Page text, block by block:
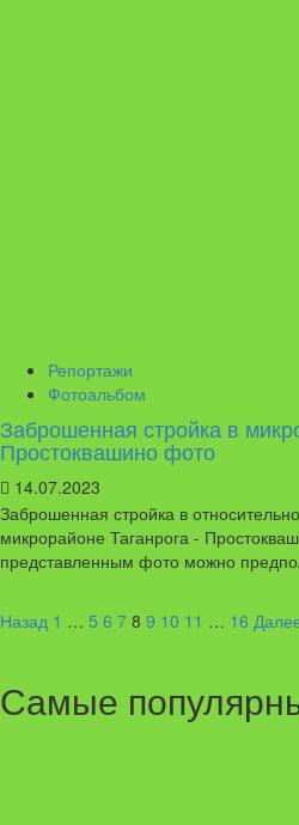
Репортажи
Фотоальбом
Заброшенная стройка в
Простоквашино фото
14.07.2023
Заброшенная стройка в
микрорайоне Таганрога -
представленным фото можно
Пагинация
Назад 1 … 5 6 7 8 9 10 11 … 16
Самые